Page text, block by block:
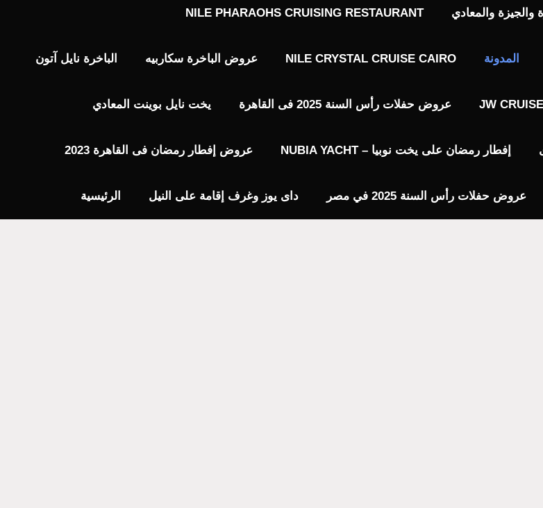
والمعادي NILE PHARAOHS CRUISING RESTAURANT
المدونة NILE CRYSTAL CRUISE CAIRO عروض الباخرة سكاربيه الباخرة نايل آتون
عروض حفلات رأس السنة 2025 فى القاهرة يخت نايل بوينت المعادي
إفطار رمضان على يخت نوبيا – NUBIA YACHT عروض إفطار رمضان فى القاهرة 2023
عروض حفلات رأس السنة 2025 في مصر داى يوز وغرف إقامة على النيل الرئيسية